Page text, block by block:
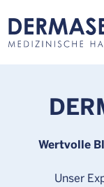
Wertvolle
Unser